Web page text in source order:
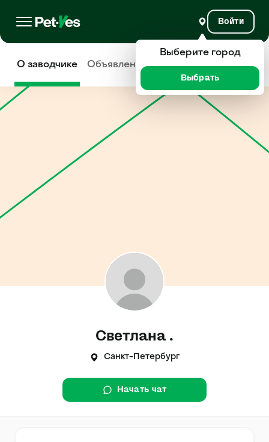
Войти
О заводчике Объявления Отзывы
Светлана .
Санкт-Петербург
Начать чат
Выберите город
Выбрать